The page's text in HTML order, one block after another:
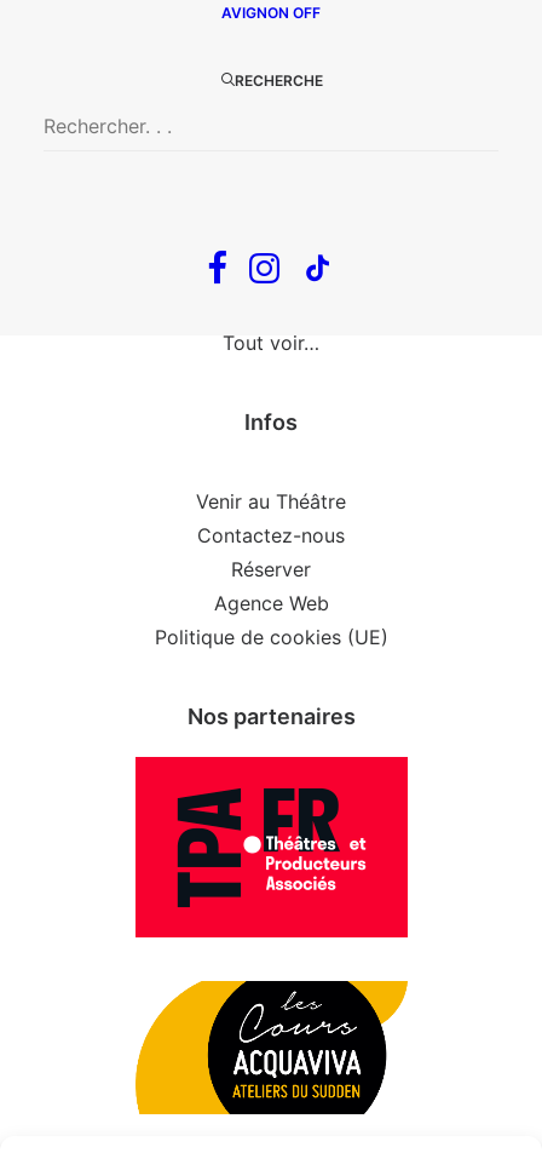
AVIGNON OFF
RECHERCHE
Le goût de la framboise
The Loop
Big Mother
Tout voir…
Infos
Venir au Théâtre
Contactez-nous
Réserver
Agence Web
Politique de cookies (UE)
Nos partenaires